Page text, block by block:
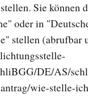
Sie können
oder in
stellen (abrufbar
DE/AS/
wie-stelle-